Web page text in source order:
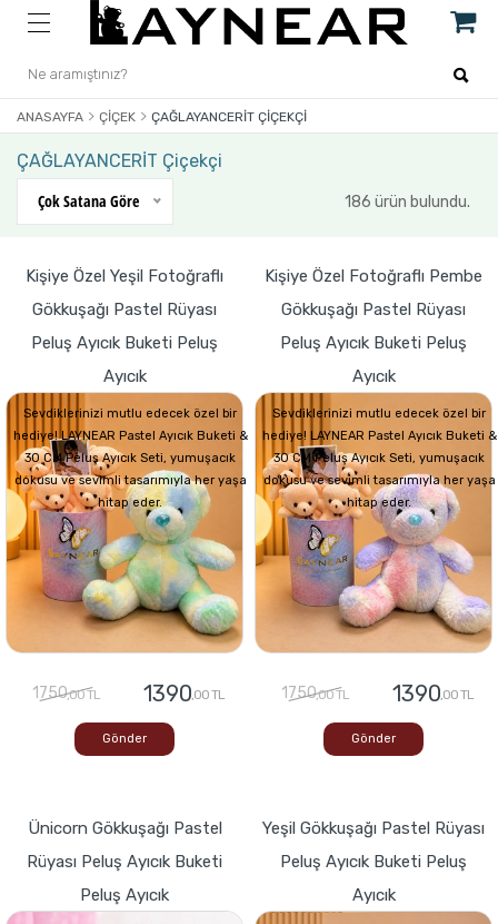
ANASAYFA ÇIÇEK ÇAĞLAYANCERİT ÇIÇEKÇI
ÇAĞLAYANCERİT Çiçekçi
Çok Satana Göre
186 ürün bulundu.
Kişiye Özel Yeşil Fotoğraflı
Gökkuşağı Pastel Rüyası
Peluş Ayıcık Buketi Peluş
Ayıcık
Sevdiklerinizi mutlu edecek özel bir
hediye! LAYNEAR Pastel Ayıcık Buketi &
30 CM Peluş Ayıcık Seti, yumuşacık
dokusu ve sevimli tasarımıyla her yaşa
hitap eder.
1750,00 TL 1390,00 TL
Gönder
Kişiye Özel Fotoğraflı Pembe
Gökkuşağı Pastel Rüyası
Peluş Ayıcık Buketi Peluş
Ayıcık
Sevdiklerinizi mutlu edecek özel bir
hediye! LAYNEAR Pastel Ayıcık Buketi &
30 CM Peluş Ayıcık Seti, yumuşacık
dokusu ve sevimli tasarımıyla her yaşa
hitap eder.
1750,00 TL 1390,00 TL
Gönder
Ünicorn Gökkuşağı Pastel
Rüyası Peluş Ayıcık Buketi
Peluş Ayıcık
Yeşil Gökkuşağı Pastel Rüyası
Peluş Ayıcık Buketi Peluş
Ayıcık